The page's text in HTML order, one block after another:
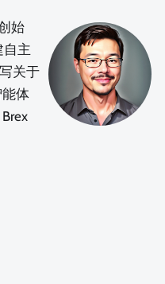
始
自主
关于
体